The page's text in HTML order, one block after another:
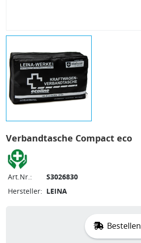
Verbandtasche Compact eco
Art.Nr.:
S3026830
Hersteller: LEINA
Bestellen